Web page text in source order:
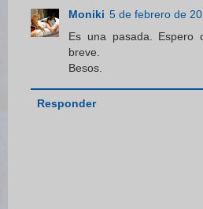
Moniki 5 de febrero de
Es una pasada. Espero
breve.
Besos.
Responder